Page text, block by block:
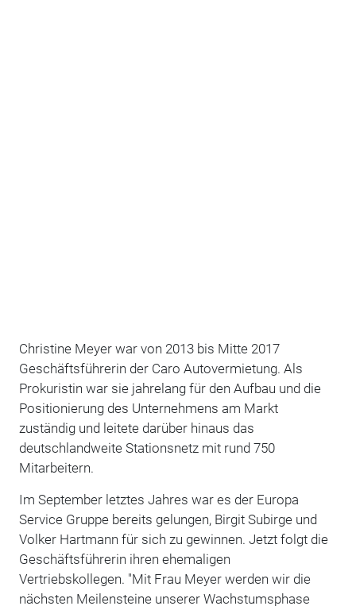
Christine Meyer war von 2013 bis Mitte 2017
Geschäftsführerin der Caro Autovermietung. Als
Prokuristin war sie jahrelang für den Aufbau und die
Positionierung des Unternehmens am Markt
zuständig und leitete darüber hinaus das
deutschlandweite Stationsnetz mit rund 750
Mitarbeitern.
Im September letztes Jahres war es der Europa
Service Gruppe bereits gelungen, Birgit Subirge und
Volker Hartmann für sich zu gewinnen. Jetzt folgt die
Geschäftsführerin ihren ehemaligen
Vertriebskollegen. "Mit Frau Meyer werden wir die
nächsten Meilensteine unserer Wachstumsphase